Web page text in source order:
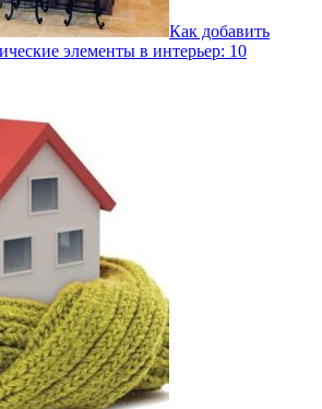
Как добавить
элементы в интерьер: 10